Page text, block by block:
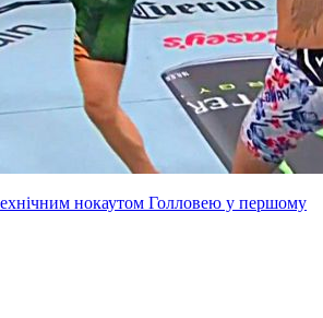
нокаутом Голловею у першому